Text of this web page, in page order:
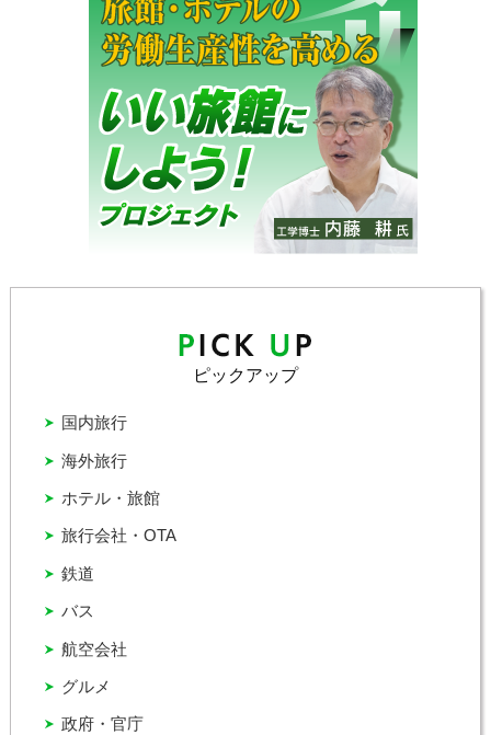
ピックアップ
グルメ
バス
ホテル・旅館
国内旅行
政府・官庁
旅行会社・OTA
海外旅行
航空会社
鉄道